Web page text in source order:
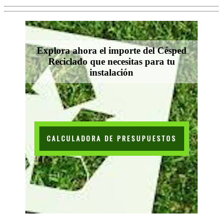
Explora ahora el importe del Césped
Reciclado que necesitas para tu
instalación
CALCULADORA DE PRESUPUESTOS